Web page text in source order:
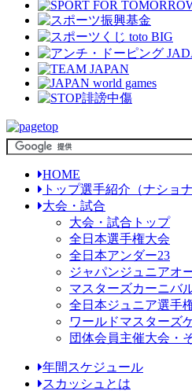
HOME
トップ選手紹介（ナショ
大会・試合
大会・試合トップ
全日本選手権大会
全日本アンダー23
ジャパンジュニアオ
マスターズカーニバ
全日本ジュニア選手
ワールドマスターズ
団体会員主催大会・
年間スケジュール
スカッシュとは